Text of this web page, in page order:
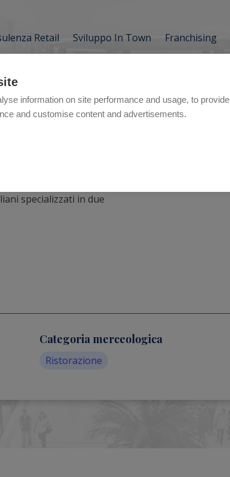
information on site performance and usage, to provide
and customise content and advertisements.
Retail Sviluppo In Town Franchising
specializzati in due
Categoria merceologica
Ristorazione